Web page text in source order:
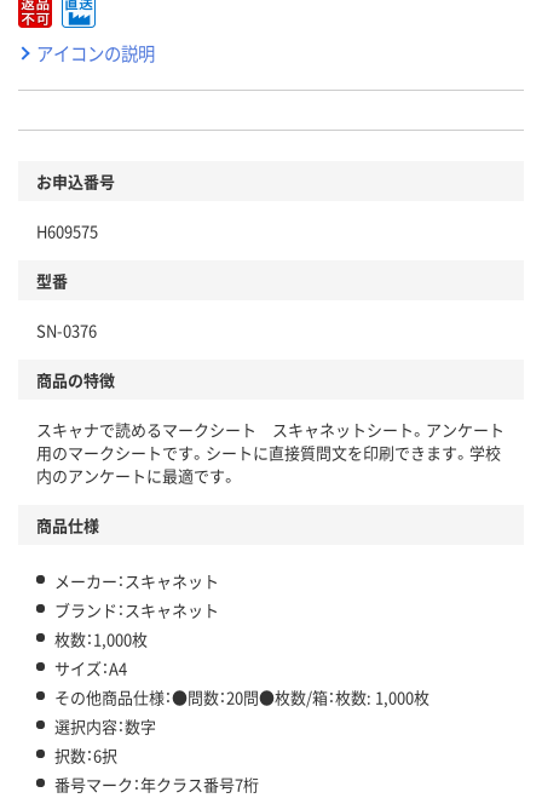
アイコンの説明
お申込番号
H609575
型番
SN-0376
商品の特徴
スキャナで読めるマークシート スキャネットシート。アンケート
用のマークシートです。シートに直接質問文を印刷できます。学校
内のアンケートに最適です。
商品仕様
メーカー：スキャネット
ブランド：スキャネット
枚数：1,000枚
サイズ：A4
その他商品仕様：●問数：20問●枚数/箱：枚数: 1,000枚
選択内容：数字
択数：6択
番号マーク：年クラス番号7桁